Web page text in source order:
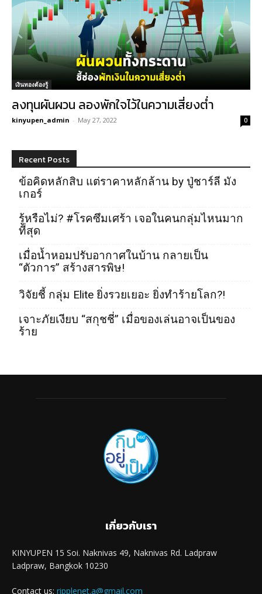
เงินทองต้องรู้
ลงทุนผันผวน ลองพักใจไว้ในความเสี่ยงต่ำ
kinyupen_admin - May 27, 2022 0
Recent Posts
ข้อคิดหลักสิบ แต่ราคาหลักล้าน by ปู่ชาร์ลี มัง
เกอร์
รู้หรือไม่? #โรคซึมเศร้า เจอในคนกลุ่มไหนมาก
ที่สุด
เมื่อน้ำหอมปรับอากาศในบ้าน กลายเป็น
“ตัวการ” สร้างสารพิษ!
วิจัยชี้ กลุ่ม Elite ยิ่งรวยเยอะ ยิ่งทำร้ายโลก?!
เจาะภัยเงียบ “สกุชชี่” เมื่อของเล่นอาจเป็นของ
ร้าย
เกี่ยวกับเรา
KINYUPEN 15 Soi. Naknivas 49, Naknivas Rd. Ladpraw
Ladpraw, Bangkok 10230
Contact us: ripplenet.a@gmail.com